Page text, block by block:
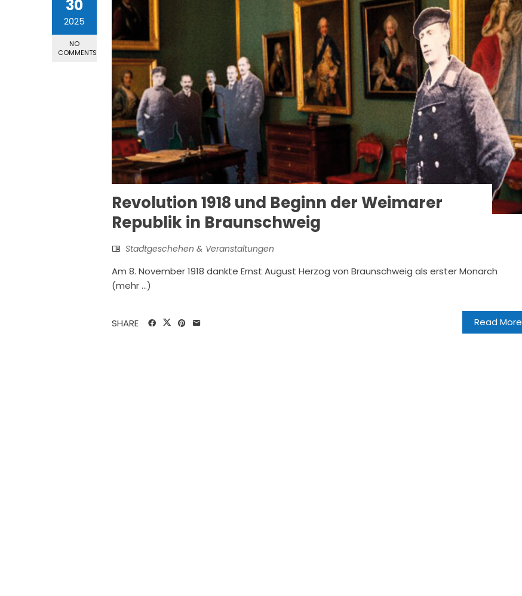
30
2025
NO
COMMENTS
Revolution 1918 und Beginn der Weimarer
Republik in Braunschweig
Stadtgeschehen & Veranstaltungen
Am 8. November 1918 dankte Ernst August Herzog von Braunschweig als erster Monarch
(mehr …)
Read More
SHARE